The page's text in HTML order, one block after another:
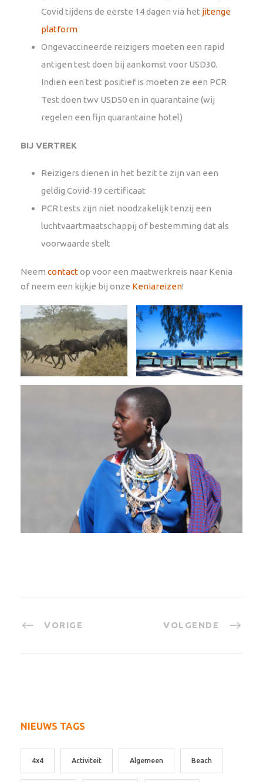
Covid tijdens de eerste 14 dagen via het jitenge
platform
Ongevaccineerde reizigers moeten een rapid
antigen test doen bij aankomst voor USD30.
Indien een test positief is moeten ze een PCR
Test doen twv USD50 en in quarantaine (wij
regelen een fijn quarantaine hotel)
BIJ VERTREK
Reizigers dienen in het bezit te zijn van een
geldig Covid-19 certificaat
PCR tests zijn niet noodzakelijk tenzij een
luchtvaartmaatschappij of bestemming dat als
voorwaarde stelt
Neem contactop voor een maatwerkreis naar Kenia
of neem een kijkje bij onze Keniareizen!
VORIGE VOLGENDE
NIEUWS TAGS
4x4 Activiteit Algemeen Beach